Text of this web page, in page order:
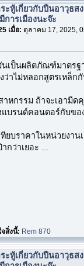
ะทู้เกี่ยวกับปืนอาวุธส
การเมืองนะจ๊ะ
เมื่อ: ตุลาคม 17, 2025,
เป็นผลิตภัณฑ์มาตรฐ
ว่าไม่หลอกสูตรเหล็ก
าหกรรม ถ้าจะเอามี
แบรนด์คอนดอร์กับข
ทียบราคาในหน่วยงา
กว่าเยอะ ...
สิ่งนี้: Rem 870
ะทู้เกี่ยวกับปืนอาวุธส